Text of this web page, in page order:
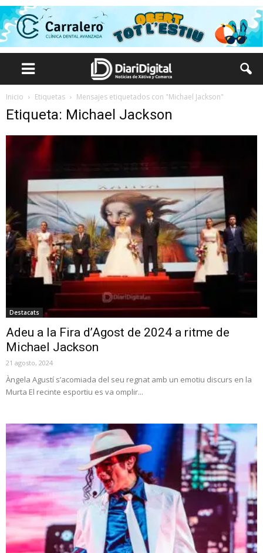
Inicio Etiquetas Mensajes etiquetados con "Michael Jackson"
Etiqueta: Michael Jackson
Destacats
Adeu a la Fira d’Agost de 2024 a ritme de
Michael Jackson
21 agosto, 2024
Àngela Agustí s’acomiada del seu regnat amb un emotiu discurs en la
Murta El recinte esportiu es va omplir...